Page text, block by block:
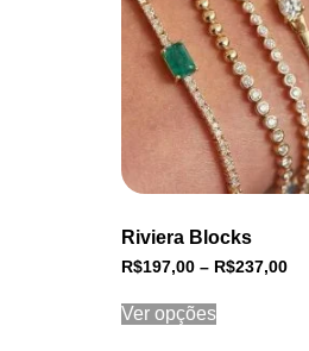
Riviera Blocks
R$197,00 – R$237,00
Ver opções